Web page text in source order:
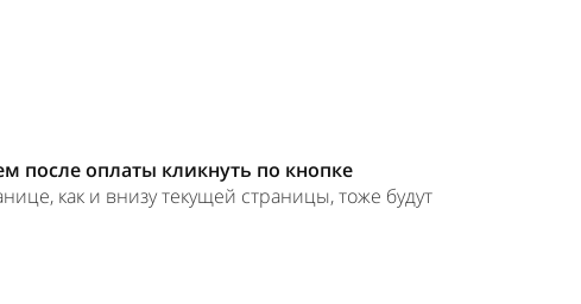
после оплаты кликнуть по кнопке
как и внизу текущей страницы, тоже будут